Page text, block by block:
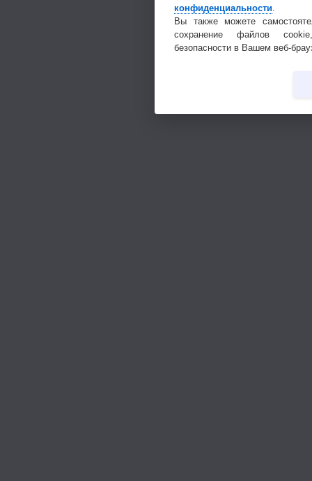
конфиденциальности.
Вы также можете
сохранение файлов
безопасности в Вашем веб-